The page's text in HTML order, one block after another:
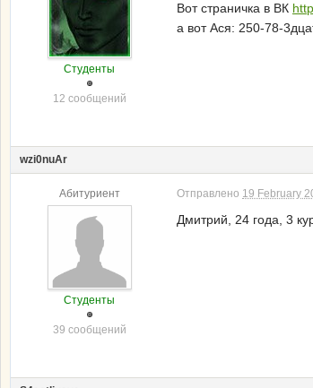
Студенты
12 сообщений
Вот страничка в ВК
а вот Ася: 250-78-
wzi0nuAr
Абитуриент
Студенты
39 сообщений
Отправлено 19 February
Дмитрий, 24 года, 3